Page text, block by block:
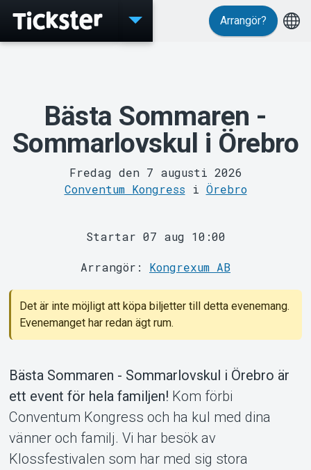
Support
Arrangör?
Bästa Sommaren -
Sommarlovskul i Örebro
Fredag den 7 augusti 2026
Conventum Kongress i Örebro
Startar 07 aug 10:00
Arrangör: Kongrexum AB
Det är inte möjligt att köpa biljetter till detta evenemang.
Evenemanget har redan ägt rum.
Bästa Sommaren - Sommarlovskul i Örebro är
ett event för hela familjen! Kom förbi
Conventum Kongress och ha kul med dina
vänner och familj. Vi har besök av
Klossfestivalen som har med sig stora